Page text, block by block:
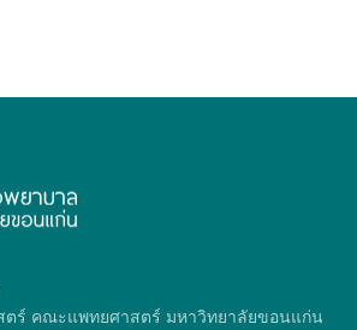
ตร์ คณะแพทยศาสตร์ มหาวิทยาลัยขอนแก่น